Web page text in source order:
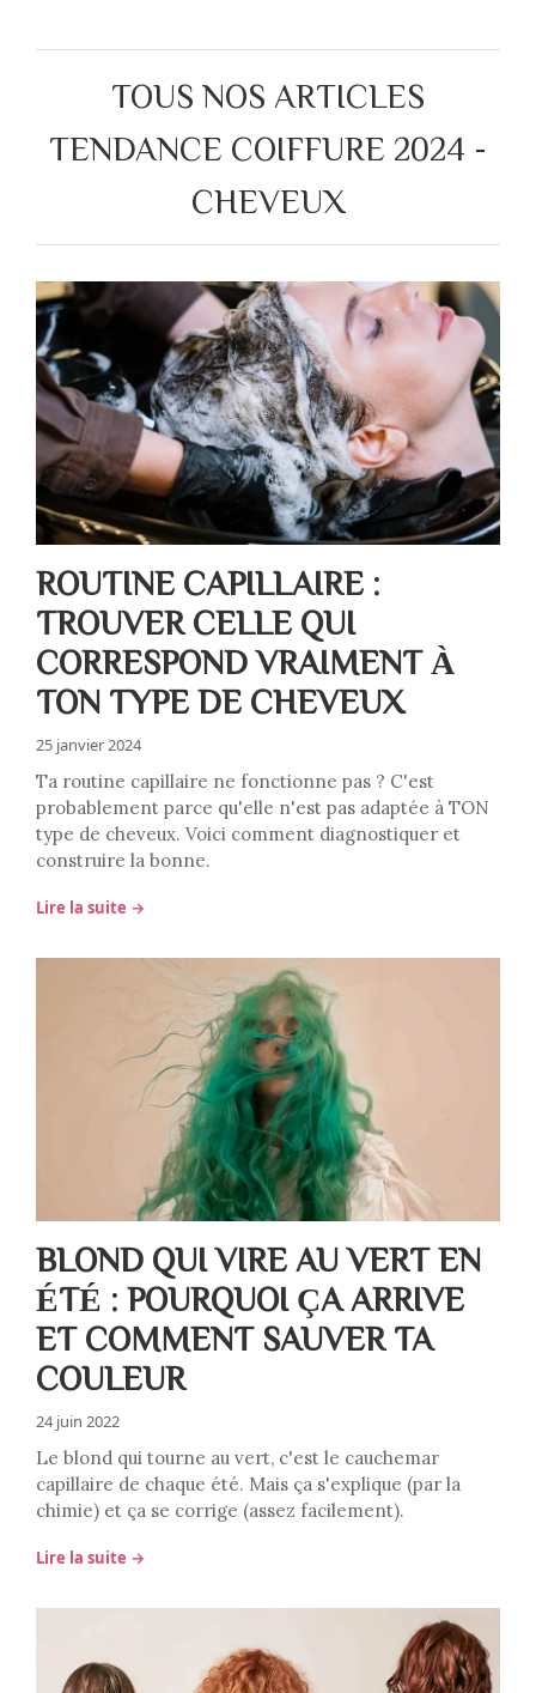
TOUS NOS ARTICLES
TENDANCE COIFFURE 2024 -
CHEVEUX
ROUTINE CAPILLAIRE :
TROUVER CELLE QUI
CORRESPOND VRAIMENT À
TON TYPE DE CHEVEUX
25 janvier 2024
Ta routine capillaire ne fonctionne pas ? C'est
probablement parce qu'elle n'est pas adaptée à TON
type de cheveux. Voici comment diagnostiquer et
construire la bonne.
Lire la suite →
BLOND QUI VIRE AU VERT EN
ÉTÉ : POURQUOI ÇA ARRIVE
ET COMMENT SAUVER TA
COULEUR
24 juin 2022
Le blond qui tourne au vert, c'est le cauchemar
capillaire de chaque été. Mais ça s'explique (par la
chimie) et ça se corrige (assez facilement).
Lire la suite →